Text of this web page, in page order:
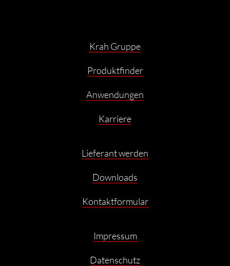
Krah Gruppe
Produktfinder
Anwendungen
Karriere
Lieferant werden
Downloads
Kontaktformular
Impressum
Datenschutz